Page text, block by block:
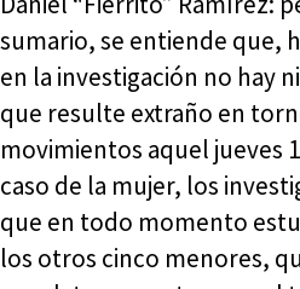
sumario, se entiende que,
en la investigación no hay
que resulte extraño en
movimientos aquel jueves
caso de la mujer, los
que en todo momento
los otros cinco menores,